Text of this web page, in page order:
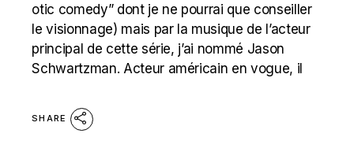
otic comedy” dont je ne pourrai que conseiller
le visionnage) mais par la musique de l’acteur
principal de cette série, j’ai nommé Jason
Schwartzman. Acteur américain en vogue, il
SHARE